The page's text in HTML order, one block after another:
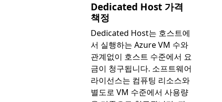
Dedicated Host 가격
책정
Dedicated Host는 호스트에
서 실행하는 Azure VM 수와
관계없이 호스트 수준에서 요
금이 청구됩니다. 소프트웨어
라이선스는 컴퓨팅 리소스와
별도로 VM 수준에서 사용량